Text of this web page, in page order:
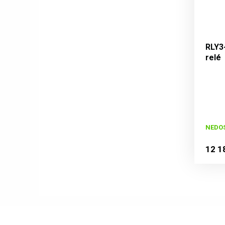
relé
12